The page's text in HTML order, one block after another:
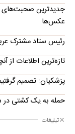
جدیدترین صحبت‌های
عکس‌ها
رئیس ستاد مشترک
تازه‌ترین اطلاعات از
پزشکیان: تصمیم
حمله به یک کشتی در
تبلیغات